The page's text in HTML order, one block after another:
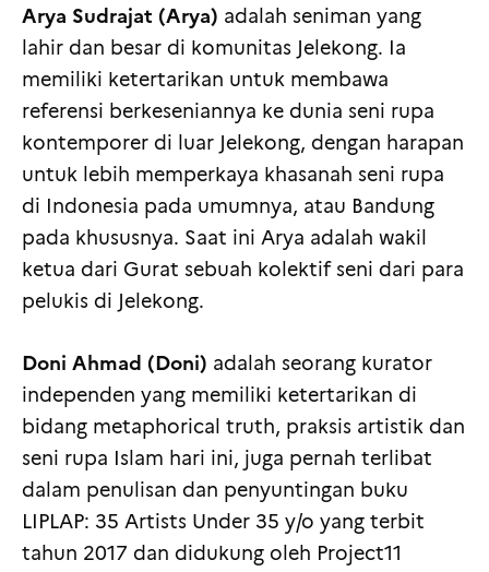
Arya Sudrajat (Arya) adalah seniman yang
lahir dan besar di komunitas Jelekong. Ia
memiliki ketertarikan untuk membawa
referensi berkeseniannya ke dunia seni rupa
kontemporer di luar Jelekong, dengan harapan
untuk lebih memperkaya khasanah seni rupa
di Indonesia pada umumnya, atau Bandung
pada khususnya. Saat ini Arya adalah wakil
ketua dari Gurat sebuah kolektif seni dari para
pelukis di Jelekong.
Doni Ahmad (Doni) adalah seorang kurator
independen yang memiliki ketertarikan di
bidang metaphorical truth, praksis artistik dan
seni rupa Islam hari ini, juga pernah terlibat
dalam penulisan dan penyuntingan buku
LIPLAP: 35 Artists Under 35 y/o yang terbit
tahun 2017 dan didukung oleh Project11